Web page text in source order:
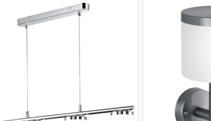
de la durée de service:
50000